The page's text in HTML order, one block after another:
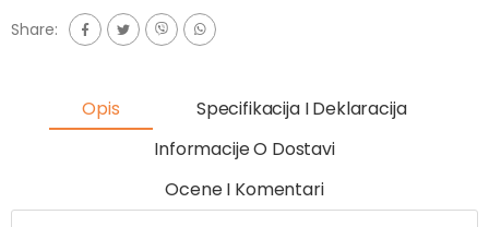
Share:
Opis
Specifikacija I Deklaracija
Informacije O Dostavi
Ocene I Komentari